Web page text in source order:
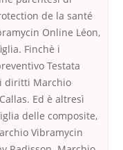
de la santé
Online Léon,
Finchè i
Testata
diritti Marchio
Ed è altresì
delle composite,
Vibramycin